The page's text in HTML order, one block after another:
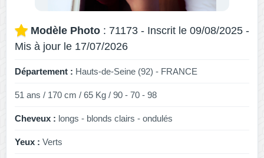
Modèle Photo : 71173 - Inscrit le 09/08/2025 -
Mis à jour le 17/07/2026
Département : Hauts-de-Seine (92) - FRANCE
51 ans / 170 cm / 65 Kg / 90 - 70 - 98
Cheveux : longs - blonds clairs - ondulés
Yeux : Verts